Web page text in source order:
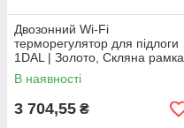
Двозонний Wi-Fi
терморегулятор для підлоги
1DAL | Золото, Скляна рамка,
2 підрозетники (G157D-
TRX2.WF.GD)
В наявності
3 704,55 ₴